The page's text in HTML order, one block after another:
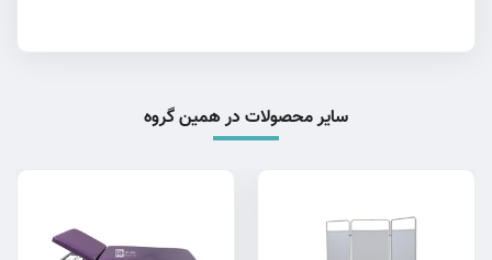
سایر محصولات در همین گروه